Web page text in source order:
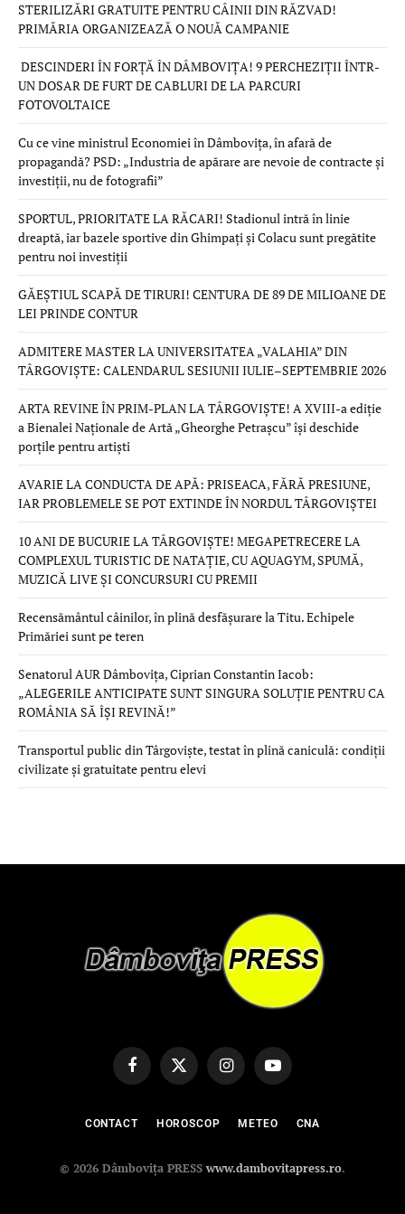
STERILIZĂRI GRATUITE PENTRU CÂINII DIN RĂZVAD!
PRIMĂRIA ORGANIZEAZĂ O NOUĂ CAMPANIE
DESCINDERI ÎN FORȚĂ ÎN DÂMBOVIȚA! 9 PERCHEZIȚII ÎNTR-
UN DOSAR DE FURT DE CABLURI DE LA PARCURI
FOTOVOLTAICE
Cu ce vine ministrul Economiei în Dâmbovița, în afară de
propagandă? PSD: „Industria de apărare are nevoie de contracte și
investiții, nu de fotografii”
SPORTUL, PRIORITATE LA RĂCARI! Stadionul intră în linie
dreaptă, iar bazele sportive din Ghimpați și Colacu sunt pregătite
pentru noi investiții
GĂEȘTIUL SCAPĂ DE TIRURI! CENTURA DE 89 DE MILIOANE DE
LEI PRINDE CONTUR
ADMITERE MASTER LA UNIVERSITATEA „VALAHIA” DIN
TÂRGOVIȘTE: CALENDARUL SESIUNII IULIE–SEPTEMBRIE 2026
ARTA REVINE ÎN PRIM-PLAN LA TÂRGOVIȘTE! A XVIII-a ediție
a Bienalei Naționale de Artă „Gheorghe Petrașcu” își deschide
porțile pentru artiști
AVARIE LA CONDUCTA DE APĂ: PRISEACA, FĂRĂ PRESIUNE,
IAR PROBLEMELE SE POT EXTINDE ÎN NORDUL TÂRGOVIȘTEI
10 ANI DE BUCURIE LA TÂRGOVIȘTE! MEGAPETRECERE LA
COMPLEXUL TURISTIC DE NATAȚIE, CU AQUAGYM, SPUMĂ,
MUZICĂ LIVE ȘI CONCURSURI CU PREMII
Recensământul câinilor, în plină desfășurare la Titu. Echipele
Primăriei sunt pe teren
Senatorul AUR Dâmbovița, Ciprian Constantin Iacob:
„ALEGERILE ANTICIPATE SUNT SINGURA SOLUȚIE PENTRU CA
ROMÂNIA SĂ ÎȘI REVINĂ!”
Transportul public din Târgoviște, testat în plină caniculă: condiții
civilizate și gratuitate pentru elevi
FacebookX
(Twitter)
InstagramYouTube
CONTACT HOROSCOP METEO CNA
© 2026 Dâmbovița PRESSwww.dambovitapress.ro.